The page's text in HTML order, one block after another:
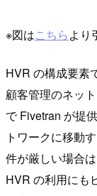
※図はこちらより
HVR の構成要素
顧客管理のネッ
で Fivetran が提
トワークに移動
件が厳しい場合
HVR の利用にも